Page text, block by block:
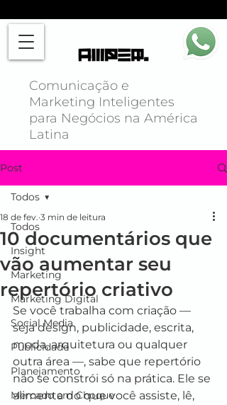
Comunicação e
Marketing Inteligentes
para Negócios na América
Latina
Post
Todos
Insight
Marketing
Marketing Digital
Social Media
Publicidade
Planejamento
Mercado em Choque
Todos
10 documentários que
vão aumentar seu
repertório criativo
18 de fev. 3 min de leitura
Se você trabalha com criação —
seja design, publicidade, escrita,
moda, arquitetura ou qualquer
outra área —, sabe que repertório
não se constrói só na prática. Ele se
alimenta do que você assiste, lê,